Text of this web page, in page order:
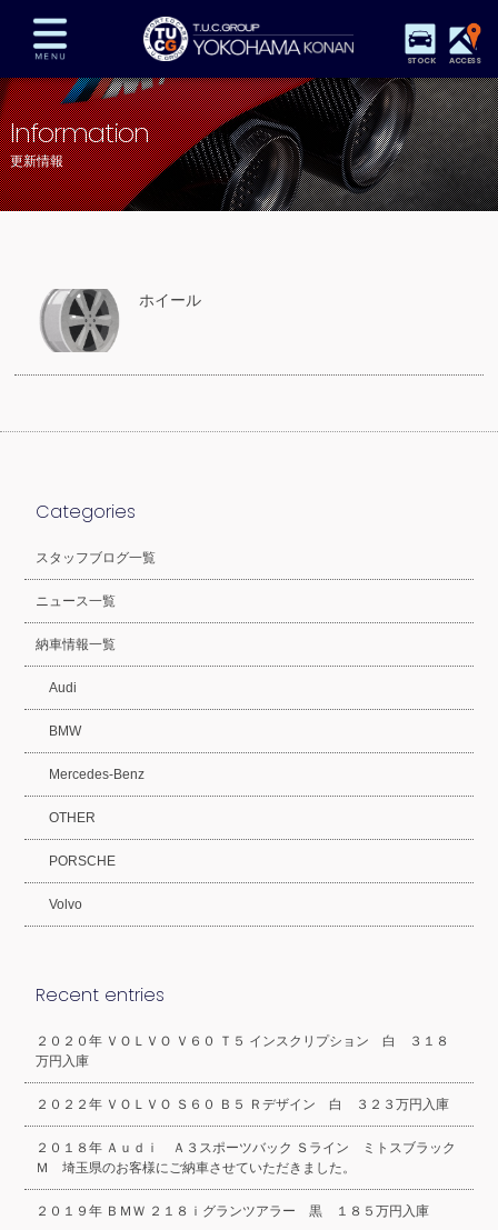
STOCK ACCESS
在庫車両情報 保証&サービス パーツリスト
TUCとは？ 店舗情報 アクセスマップ
全国納車 特別作業 注文販売
プライバシーポリシー
Information
更新情報
ホイール
Categories
スタッフブログ一覧
ニュース一覧
納車情報一覧
Audi
BMW
Mercedes-Benz
OTHER
PORSCHE
Volvo
Recent entries
２０２０年 ＶＯＬＶＯ Ｖ６０ Ｔ５ インスクリプション 白 ３１８
万円入庫
２０２２年 ＶＯＬＶＯ Ｓ６０ Ｂ５ Ｒデザイン 白 ３２３万円入庫
２０１８年 Ａｕｄｉ Ａ３スポーツバック Ｓライン ミトスブラック
Ｍ 埼玉県のお客様にご納車させていただきました。
２０１９年 ＢＭＷ ２１８ｉグランツアラー 黒 １８５万円入庫